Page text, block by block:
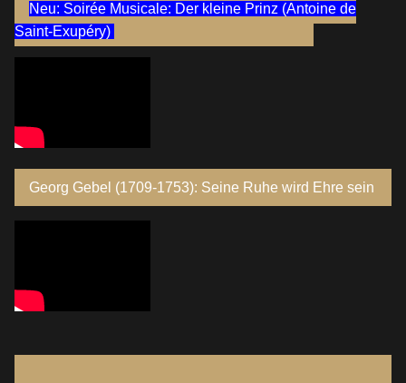
Neu: Soirée Musicale: Der kleine Prinz (Antoine de
Saint-Exupéry)
Georg Gebel (1709-1753): Seine Ruhe wird Ehre sein